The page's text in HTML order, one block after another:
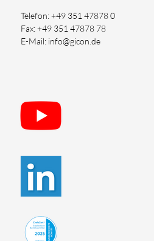
Telefon: +49 351 47878 0
Fax: +49 351 47878 78
E-Mail: info@gicon.de